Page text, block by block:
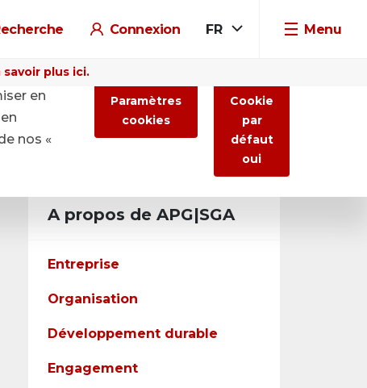
Connexion FR Menu
plus ici.
A propos de APG|SGA
Entreprise
Organisation
Développement durable
Engagement
en
nos «
Paramètres
cookies
Cookie
par
défaut
oui